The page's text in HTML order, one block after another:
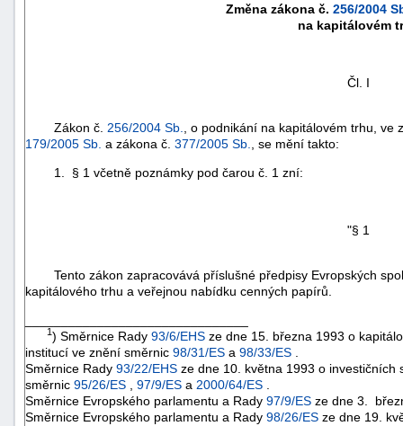
Změna zákona č. 256/2004
na kapitálovém
Čl. I
Zákon č. 256/2004 Sb.
, o podnikání na kapitálovém trhu,
179/2005 Sb. a zákona č. 377/2005 Sb.
, se mění takto:
1. § 1 včetně poznámky pod čarou č. 1 zní:
"§ 1
Tento zákon zapracovává příslušné předpisy Evropských
kapitálového trhu a veřejnou nabídku cenných papírů.
1 ) Směrnice Rady 93/6/EHS ze dne 15. března 1993 o
institucí ve znění směrnic 98/31/ES a 98/33/ES
Směrnice Rady 93/22/EHS ze dne 10. května 1993 o
směrnic 95/26/ES 97/9/ES a 2000/64/ES
Směrnice Evropského parlamentu a Rady 97/9/ES ze dne 3.
Směrnice Evropského parlamentu a Rady 98/26/ES ze dne 19.
náhrady